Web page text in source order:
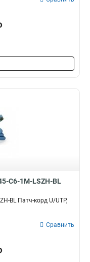
C6-1M-LSZH-BL
BL Патч-корд U/UTP,
Сравнить